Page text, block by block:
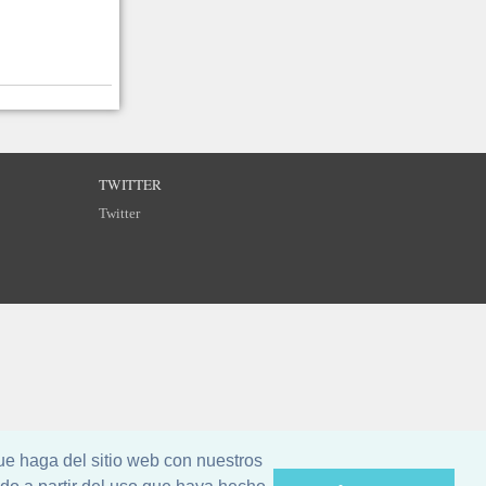
haga del sitio web con nuestros
TWITTER
Twitter